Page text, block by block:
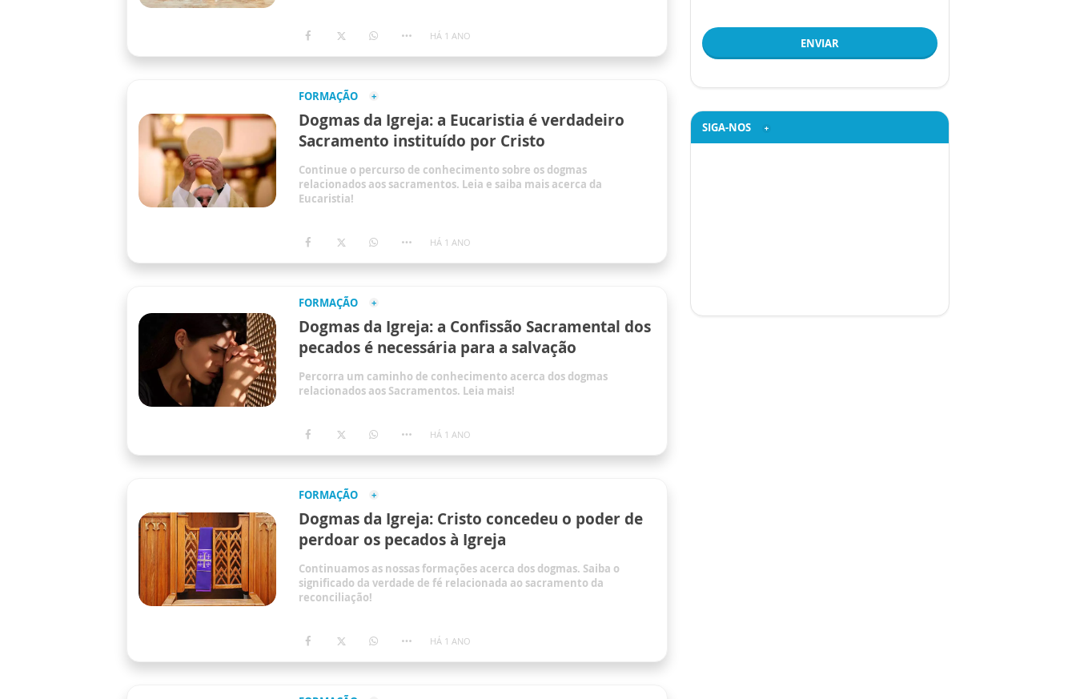
HÁ 1 ANO
FORMAÇÃO
Dogmas da Igreja: a Eucaristia é verdadeiro
Sacramento instituído por Cristo
Continue o percurso de conhecimento sobre os dogmas
relacionados aos sacramentos. Leia e saiba mais acerca da
Eucaristia!
HÁ 1 ANO
FORMAÇÃO
Dogmas da Igreja: a Confissão Sacramental dos
pecados é necessária para a salvação
Percorra um caminho de conhecimento acerca dos dogmas
relacionados aos Sacramentos. Leia mais!
HÁ 1 ANO
FORMAÇÃO
Dogmas da Igreja: Cristo concedeu o poder de
perdoar os pecados à Igreja
Continuamos as nossas formações acerca dos dogmas. Saiba o
significado da verdade de fé relacionada ao sacramento da
reconciliação!
HÁ 1 ANO
ENVIAR
SIGA-NOS